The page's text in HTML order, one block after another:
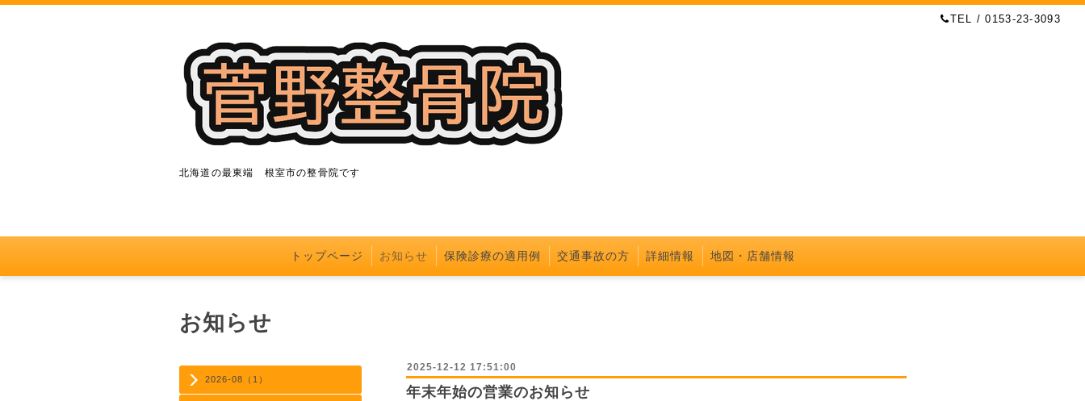
TEL / 0153-23-3093
北海道の最東端 根室市の整骨院です
トップページ お知らせ 保険診療の適用例 交通事故の方 詳細情報 地図・店舗情報
2026-08（1）
お知らせ
2025-12-12 17:51:00
年末年始の営業のお知らせ